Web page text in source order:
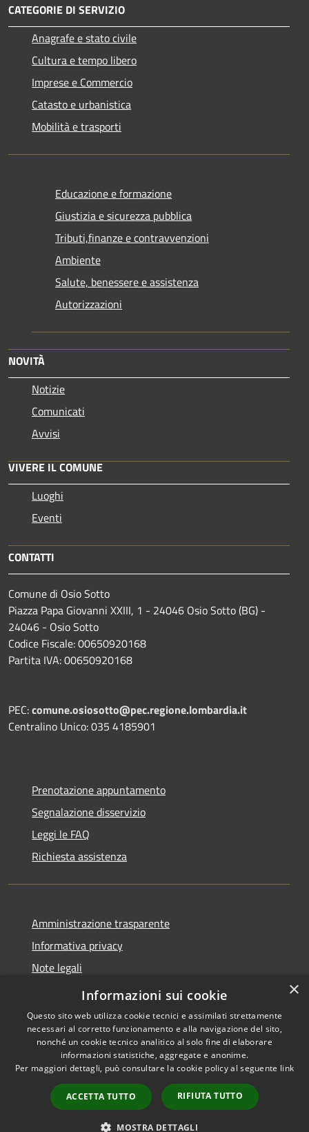
CATEGORIE DI SERVIZIO
Anagrafe e stato civile
Cultura e tempo libero
Imprese e Commercio
Catasto e urbanistica
Mobilità e trasporti
Educazione e formazione
Giustizia e sicurezza pubblica
Tributi,finanze e contravvenzioni
Ambiente
Salute, benessere e assistenza
Autorizzazioni
NOVITÀ
Notizie
Comunicati
Avvisi
VIVERE IL COMUNE
Luoghi
Eventi
CONTATTI
Comune di Osio Sotto
Piazza Papa Giovanni XXIII, 1 - 24046 Osio Sotto (BG) -
24046 - Osio Sotto
Codice Fiscale: 00650920168
Partita IVA: 00650920168
PEC:comune.osiosotto@pec.regione.lombardia.it
Centralino Unico: 035 4185901
Prenotazione appuntamento
Segnalazione disservizio
Leggi le FAQ
Richiesta assistenza
Amministrazione trasparente
Informativa privacy
Note legali
Dichiarazione di accessibilità 2025
Accessibilità
Copyright © 2026 • Comune di
Osio Sotto • Powered by
Municipium•
Accesso
redazione
×
Informazioni sui cookie
Questo sito web utilizza cookie tecnici e assimilati strettamente
necessari al corretto funzionamento e alla navigazione del sito,
nonché un cookie tecnico analitico al solo fine di elaborare
informazioni statistiche, aggregate e anonime.
Per maggiori dettagli, può consultare la cookie policy al seguente link
ACCETTA TUTTO RIFIUTA TUTTO
MOSTRA DETTAGLI